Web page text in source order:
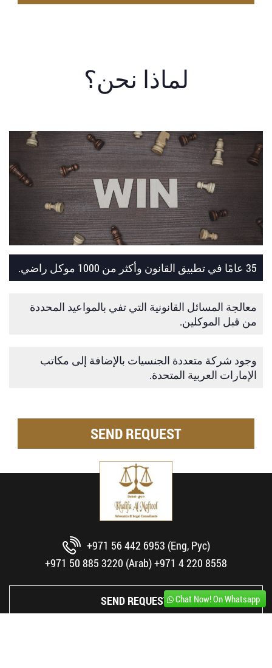
لماذا نحن؟
35 عامًا في تطبيق القانون وأكثر من 1000 موكل راضي.
معالجة المسائل القانونية التي تفي بالمواعيد المحددة
من قبل الموكلين.
وجود شركة متعددة الجنسيات بالإضافة إلى مكاتب
الإمارات العربية المتحدة.
SEND REQUEST
+971 56 442 6953 (Eng, Рус)
+971 50 885 3220 (Arab)+971 4 220 8558
SEND REQUEST! Chat Now! On Whatsapp